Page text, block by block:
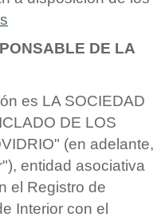
DE LA
es LA SOCIEDAD
DE LOS
(en adelante,
entidad asociativa
el Registro de
Interior con el